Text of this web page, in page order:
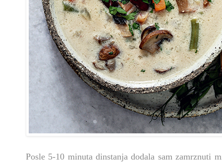
Posle 5-10 minuta dinstanja dodala sam zamrznuti